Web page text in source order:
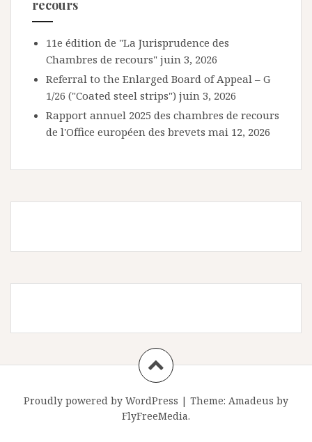
recours
11e édition de "La Jurisprudence des
Chambres de recours" juin 3, 2026
Referral to the Enlarged Board of Appeal – G
1/26 ("Coated steel strips") juin 3, 2026
Rapport annuel 2025 des chambres de recours
de l'Office européen des brevets mai 12, 2026
Proudly powered by WordPress | Theme: Amadeus by
FlyFreeMedia.